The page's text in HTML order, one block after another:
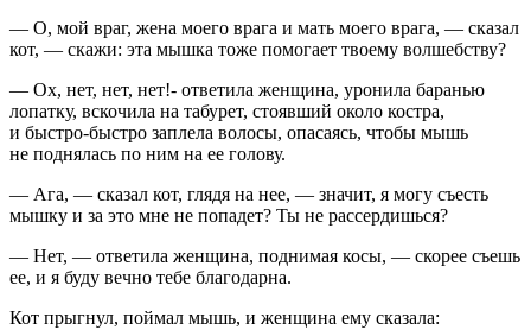
— О, мой враг, жена моего врага и мать моего врага, — сказал
кот, — скажи: эта мышка тоже помогает твоему волшебству?
— Ох, нет, нет, нет!- ответила женщина, уронила баранью
лопатку, вскочила на табурет, стоявший около костра,
и быстро-быстро заплела волосы, опасаясь, чтобы мышь
не поднялась по ним на ее голову.
— Ага, — сказал кот, глядя на нее, — значит, я могу съесть
мышку и за это мне не попадет? Ты не рассердишься?
— Нет, — ответила женщина, поднимая косы, — скорее съешь
ее, и я буду вечно тебе благодарна.
Кот прыгнул, поймал мышь, и женщина ему сказала: